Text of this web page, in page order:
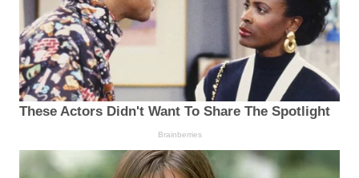
These Actors Didn't Want To Share The Spotlight
Brainberries